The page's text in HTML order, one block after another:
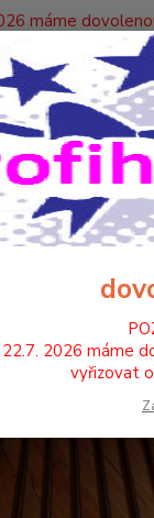
máme
*
22.7. 2026 máme
vyřizovat